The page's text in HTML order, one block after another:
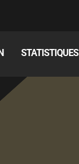
STATISTIQUES